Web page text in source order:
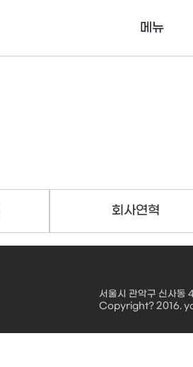
메뉴
회사연혁
서울시 관악구 신사
Copyright? 2016.